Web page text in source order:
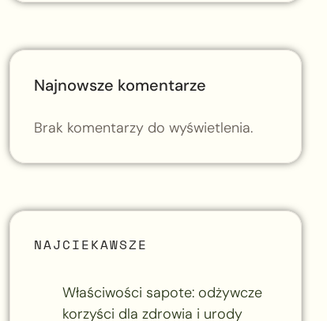
Najnowsze komentarze
Brak komentarzy do wyświetlenia.
NAJCIEKAWSZE
Właściwości sapote: odżywcze
korzyści dla zdrowia i urody